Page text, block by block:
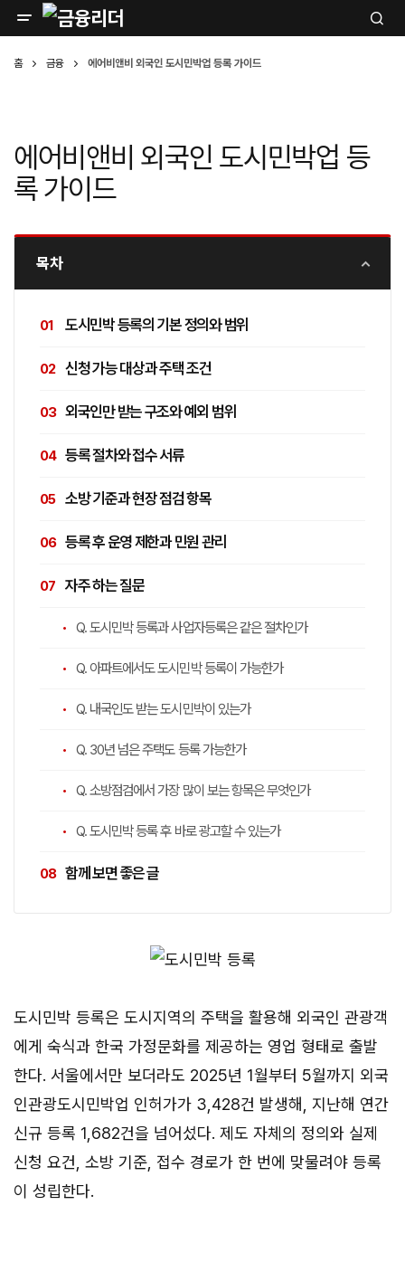
홈 금융 에어비앤비 외국인 도시민박업 등록 가이드
에어비앤비 외국인 도시민박업 등
록 가이드
목차
도시민박 등록의 기본 정의와 범위
신청 가능 대상과 주택 조건
외국인만 받는 구조와 예외 범위
등록 절차와 접수 서류
소방 기준과 현장 점검 항목
등록 후 운영 제한과 민원 관리
자주 하는 질문
Q. 도시민박 등록과 사업자등록은 같은 절차인가
Q. 아파트에서도 도시민박 등록이 가능한가
Q. 내국인도 받는 도시민박이 있는가
Q. 30년 넘은 주택도 등록 가능한가
Q. 소방점검에서 가장 많이 보는 항목은 무엇인가
Q. 도시민박 등록 후 바로 광고할 수 있는가
함께 보면 좋은 글
도시민박 등록은 도시지역의 주택을 활용해 외국인 관광객
에게 숙식과 한국 가정문화를 제공하는 영업 형태로 출발
한다. 서울에서만 보더라도 2025년 1월부터 5월까지 외국
인관광도시민박업 인허가가 3,428건 발생해, 지난해 연간
신규 등록 1,682건을 넘어섰다. 제도 자체의 정의와 실제
신청 요건, 소방 기준, 접수 경로가 한 번에 맞물려야 등록
이 성립한다.